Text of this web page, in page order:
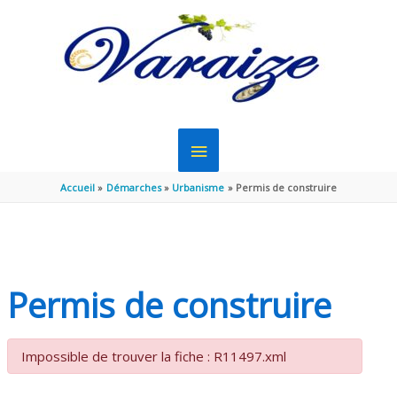
MENU
PRINCIPAL
Accueil Démarches Urbanisme Permis de construire
Permis de construire
Impossible de trouver la fiche : R11497.xml